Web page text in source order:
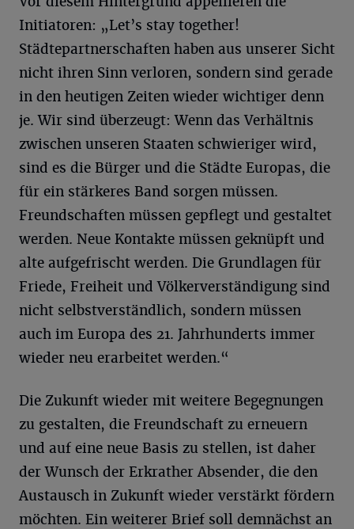
Initiatoren: „Let’s stay together!
Städtepartnerschaften haben aus unserer Sicht
nicht ihren Sinn verloren, sondern sind gerade
in den heutigen Zeiten wieder wichtiger denn
je. Wir sind überzeugt: Wenn das Verhältnis
zwischen unseren Staaten schwieriger wird,
sind es die Bürger und die Städte Europas, die
für ein stärkeres Band sorgen müssen.
Freundschaften müssen gepflegt und gestaltet
werden. Neue Kontakte müssen geknüpft und
alte aufgefrischt werden. Die Grundlagen für
Friede, Freiheit und Völkerverständigung sind
nicht selbstverständlich, sondern müssen
auch im Europa des 21. Jahrhunderts immer
wieder neu erarbeitet werden.“
Die Zukunft wieder mit weitere Begegnungen
zu gestalten, die Freundschaft zu erneuern
und auf eine neue Basis zu stellen, ist daher
der Wunsch der Erkrather Absender, die den
Austausch in Zukunft wieder verstärkt fördern
möchten. Ein weiterer Brief soll demnächst an